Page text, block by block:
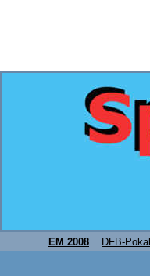
EM 2008 DFB-Pokal